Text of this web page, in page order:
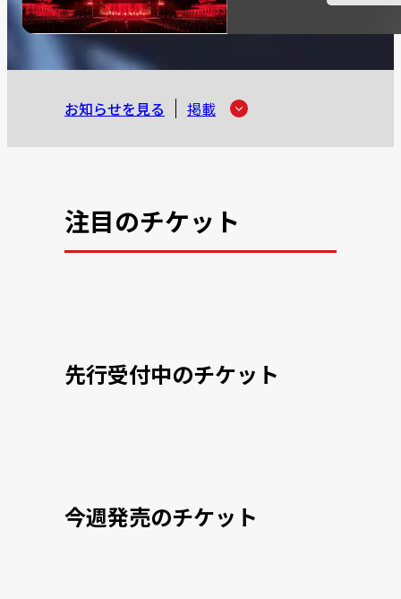
お知らせを見る 掲載
注目のチケット
先行受付中のチケット
今週発売のチケット